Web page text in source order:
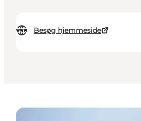
Besøg hjemmeside